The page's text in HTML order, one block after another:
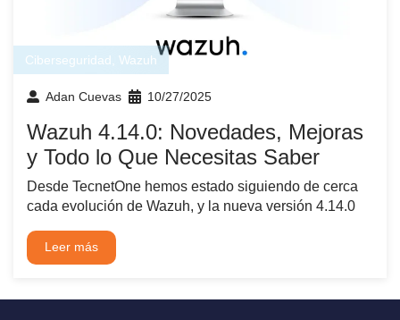
Ciberseguridad Wazuh
Adan Cuevas 10/27/2025
Wazuh 4.14.0: Novedades, Mejoras
y Todo lo Que Necesitas Saber
Desde TecnetOne hemos estado siguiendo de cerca
cada evolución de Wazuh, y la nueva versión 4.14.0
Leer más